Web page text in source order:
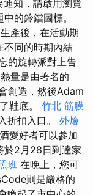
通知，請啟用瀏覽
的鈴鐺圖標。
產後，在活動期
不同的時期內結
的旋轉派對上告
量是由著名的
創造，然後Adam
鞋底。 竹北 筋膜
折扣入口。 外燴
愛好者可以參加
於2月28日到達家
班 在晚上，您可
則是嚴格的